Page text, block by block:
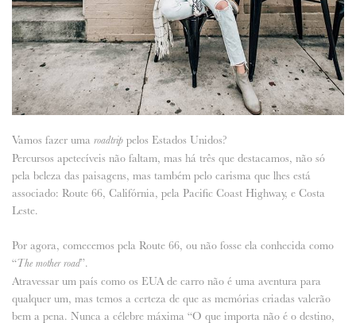
Vamos fazer uma roadtrip pelos Estados Unidos?
Percursos apetecíveis não faltam, mas há três que destacamos, não só
pela beleza das paisagens, mas também pelo carisma que lhes está
associado: Route 66, Califórnia, pela Pacific Coast Highway, e Costa
Leste.
Por agora, comecemos pela Route 66, ou não fosse ela conhecida como
“The mother road”.
Atravessar um país como os EUA de carro não é uma aventura para
qualquer um, mas temos a certeza de que as memórias criadas valerão
bem a pena. Nunca a célebre máxima “O que importa não é o destino,